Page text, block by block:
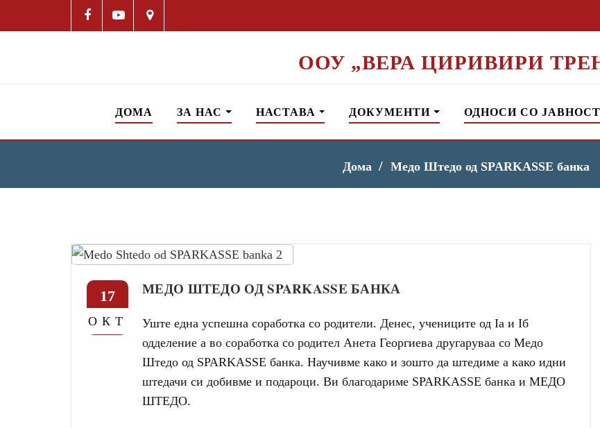
ООУ „ВЕРА ЦИРИВИРИ
ДОМА ЗА НАС НАСТАВА ДОКУМЕНТИ ОДНОСИ СО ЈАВНОСТ
Дома Медо Штедо од SPARKASSE банка
17
ОКТ
МЕДО ШТЕДО ОД SPARKASSE БАНКА
Уште една успешна соработка со родители. Денес, учениците од Ia и Iб
одделение а во соработка со родител Анета Георгиева другаруваа со Медо
Штедо од SPARKASSE банка. Научивме како и зошто да штедиме а како идни
штедачи си добивме и подароци. Ви благодариме SPARKASSE банка и МЕДО
ШТЕДО.